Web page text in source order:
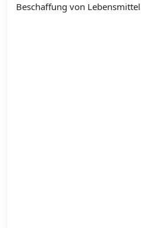
Beschaffung von